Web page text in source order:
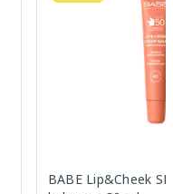
BABE Lip&Cheek